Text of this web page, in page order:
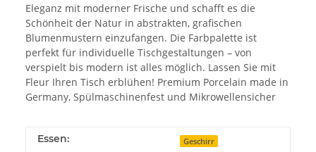
Eleganz mit moderner Frische und schafft es die
Schönheit der Natur in abstrakten, grafischen
Blumenmustern einzufangen. Die Farbpalette ist
perfekt für individuelle Tischgestaltungen – von
verspielt bis modern ist alles möglich. Lassen Sie mit
Fleur Ihren Tisch erblühen! Premium Porcelain made in
Germany, Spülmaschinenfest und Mikrowellensicher
Essen: Geschirr